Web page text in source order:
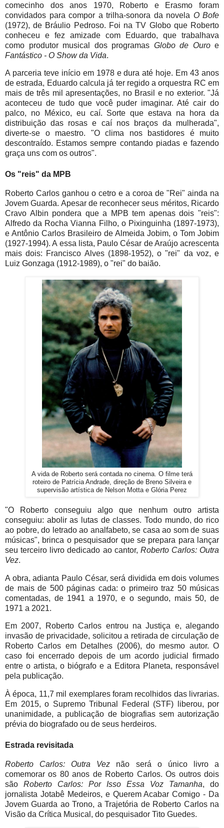
comecinho dos anos 1970, Roberto e Erasmo foram
convidados para compor a trilha-sonora da novela O Bofe
(1972), de Bráulio Pedroso. Foi na TV Globo que Roberto
conheceu e fez amizade com Eduardo, que trabalhava
como produtor musical dos programas Globo de Ouro e
Fantástico - O Show da Vida.
A parceria teve início em 1978 e dura até hoje. Em 43 anos
de estrada, Eduardo calcula já ter regido a orquestra RC em
mais de três mil apresentações, no Brasil e no exterior. "Já
aconteceu de tudo que você puder imaginar. Até cair do
palco, no México, eu caí. Sorte que estava na hora da
distribuição das rosas e caí nos braços da mulherada",
diverte-se o maestro. "O clima nos bastidores é muito
descontraído. Estamos sempre contando piadas e fazendo
graça uns com os outros".
Os "reis" da MPB
Roberto Carlos ganhou o cetro e a coroa de "Rei" ainda na
Jovem Guarda. Apesar de reconhecer seus méritos, Ricardo
Cravo Albin pondera que a MPB tem apenas dois "reis":
Alfredo da Rocha Vianna Filho, o Pixinguinha (1897-1973),
e Antônio Carlos Brasileiro de Almeida Jobim, o Tom Jobim
(1927-1994). A essa lista, Paulo César de Araújo acrescenta
mais dois: Francisco Alves (1898-1952), o "rei" da voz, e
Luiz Gonzaga (1912-1989), o "rei" do baião.
A vida de Roberto será contada no cinema. O filme terá
roteiro de Patrícia Andrade, direção de Breno Silveira e
supervisão artística de Nelson Motta e Glória Perez
"O Roberto conseguiu algo que nenhum outro artista
conseguiu: abolir as lutas de classes. Todo mundo, do rico
ao pobre, do letrado ao analfabeto, se casa ao som de suas
músicas", brinca o pesquisador que se prepara para lançar
seu terceiro livro dedicado ao cantor, Roberto Carlos: Outra
Vez.
A obra, adianta Paulo César, será dividida em dois volumes
de mais de 500 páginas cada: o primeiro traz 50 músicas
comentadas, de 1941 a 1970, e o segundo, mais 50, de
1971 a 2021.
Em 2007, Roberto Carlos entrou na Justiça e, alegando
invasão de privacidade, solicitou a retirada de circulação de
Roberto Carlos em Detalhes (2006), do mesmo autor. O
caso foi encerrado depois de um acordo judicial firmado
entre o artista, o biógrafo e a Editora Planeta, responsável
pela publicação.
À época, 11,7 mil exemplares foram recolhidos das livrarias.
Em 2015, o Supremo Tribunal Federal (STF) liberou, por
unanimidade, a publicação de biografias sem autorização
prévia do biografado ou de seus herdeiros.
Estrada revisitada
Roberto Carlos: Outra Vez não será o único livro a
comemorar os 80 anos de Roberto Carlos. Os outros dois
são Roberto Carlos: Por Isso Essa Voz Tamanha, do
jornalista Jotabê Medeiros, e Querem Acabar Comigo - Da
Jovem Guarda ao Trono, a Trajetória de Roberto Carlos na
Visão da Crítica Musical, do pesquisador Tito Guedes.